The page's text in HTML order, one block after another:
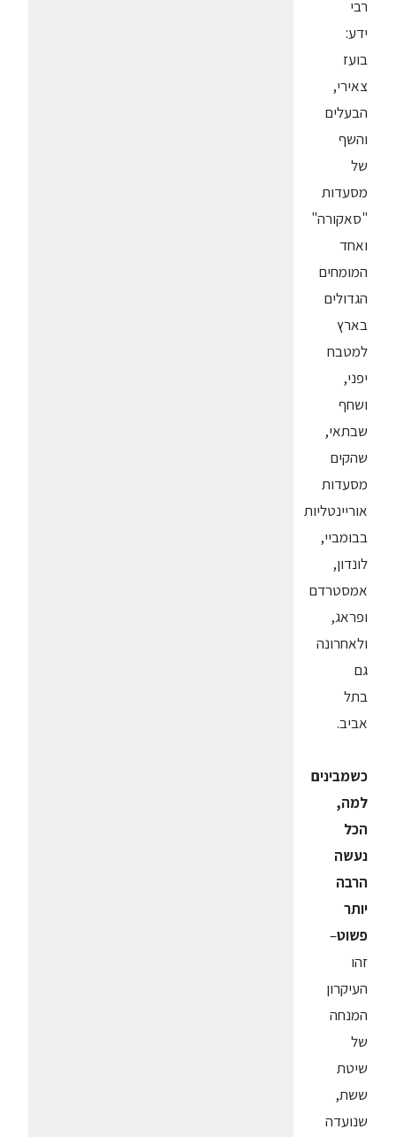
רבי
ידע:
בועז
צאירי,
הבעלים
והשף
של
מסעדות
"סאקורה"
ואחד
המומחים
הגדולים
בארץ
למטבח
יפני,
ושחף
שבתאי,
שהקים
מסעדות
אוריינטליות
בבומביי,
לונדון,
אמסטרדם
ופראג,
ולאחרונה
גם
בתל
אביב.
כשמבינים
למה,
הכל
נעשה
הרבה
יותר
פשוט–
זהו
העיקרון
המנחה
של
שיטת
ששת,
שנועדה